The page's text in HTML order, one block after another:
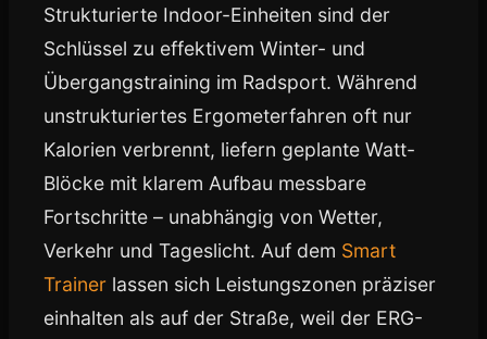
Strukturierte Indoor-Einheiten sind der
Schlüssel zu effektivem Winter- und
Übergangstraining im Radsport. Während
unstrukturiertes Ergometerfahren oft nur
Kalorien verbrennt, liefern geplante Watt-
Blöcke mit klarem Aufbau messbare
Fortschritte – unabhängig von Wetter,
Verkehr und Tageslicht. Auf dem Smart
Trainer lassen sich Leistungszonen präziser
einhalten als auf der Straße, weil der ERG-